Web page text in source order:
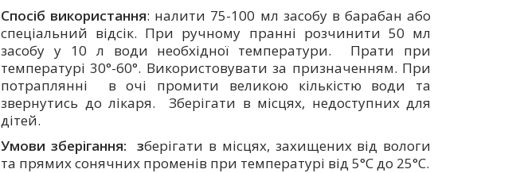
Спосіб використання: налити 75-100 мл засобу в барабан або
спеціальний відсік. При ручному пранні розчинити 50 мл
засобу у 10 л води необхідної температури. Прати при
температурі 30°-60°. Використовувати за призначенням. При
потраплянні в очі промити великою кількістю води та
звернутись до лікаря. Зберігати в місцях, недоступних для
дітей.
Умови зберігання: зберігати в місцях, захищених від вологи
та прямих сонячних променів при температурі від 5°С до 25°С.